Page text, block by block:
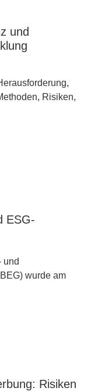
und
Risiken,
ESG-
und
wurde am
Risiken